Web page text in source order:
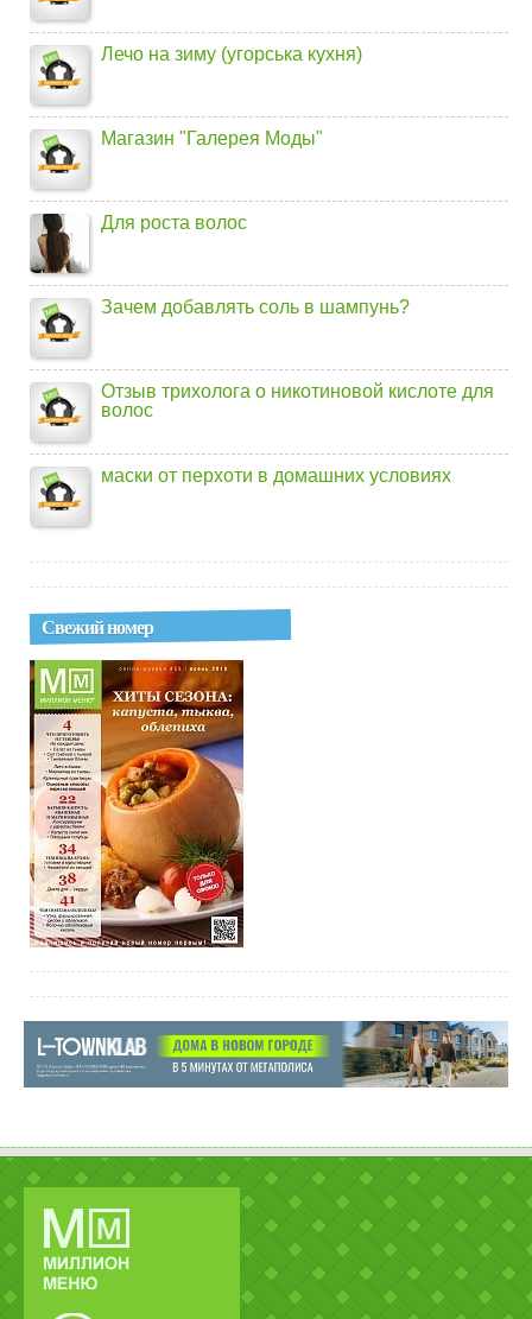
Лечо на зиму (угорська кухня)
Магазин "Галерея Моды"
Для роста волос
Зачем добавлять соль в шампунь?
Отзыв трихолога о никотиновой кислоте для
волос
маски от перхоти в домашних условиях
Свежий номер